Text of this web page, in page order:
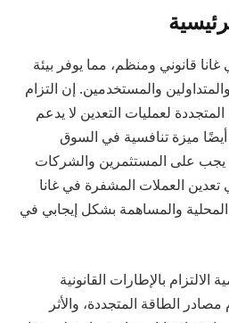
قانوني ومنظم، مما يوفر بيئة
والمستخدمين. إن التزام
المتجددة لعمليات التعدين لا يدعم
ميزة تنافسية في السوق
يجب على المستثمرين والشركات
العملات المشفرة في غانا
المحلية والمساهمة بشكل إيجابي في
بالإطارات القانونية
الطاقة المتجددة، والأثر